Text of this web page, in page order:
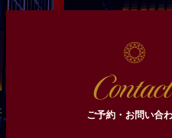
ご予約・お問い合